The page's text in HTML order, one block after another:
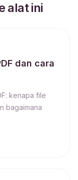
alat ini
dan cara
kenapa file
bagaimana